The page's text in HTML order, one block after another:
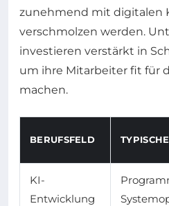
zunehmend mit digitalen
verschmolzen werden.
investieren verstärkt in
um ihre Mitarbeiter fit für
machen.
BERUFSFELD
KI-
Entwicklung